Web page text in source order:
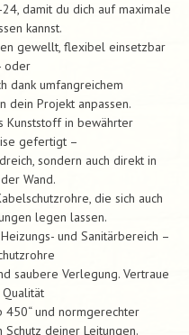
damit du dich auf maximale
kannst.
gewellt, flexibel einsetzbar
oder
dank umfangreichem
dein Projekt anpassen.
Kunststoff in bewährter
gefertigt –
sondern auch direkt in
Wand.
die sich auch
legen lassen.
und Sanitärbereich –
saubere Verlegung. Vertraue
450“ und normgerechter
deiner Leitungen.